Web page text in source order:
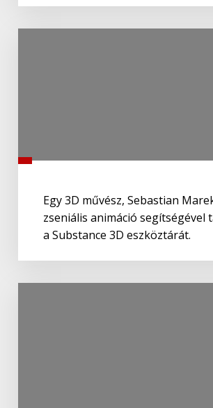
Egy 3D művész, Sebastian
zseniális animáció segítségével
a Substance 3D eszköztárát.